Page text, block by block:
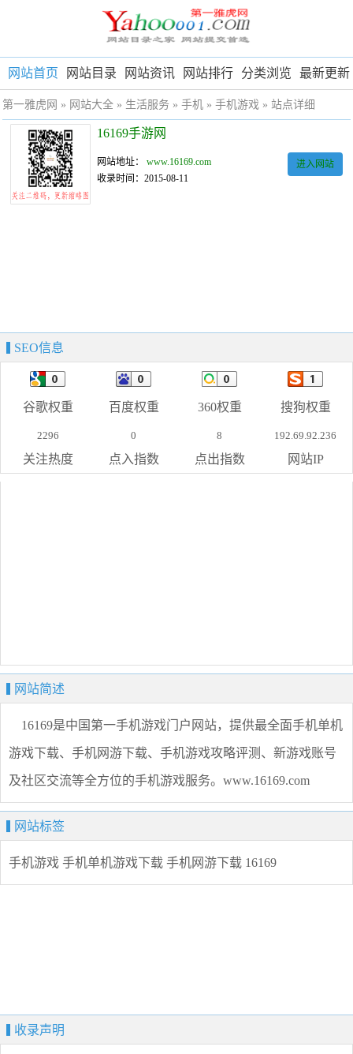
网站首页 网站目录 网站资讯 网站排行 分类浏览 最新更新
第一雅虎网 » 网站大全 » 生活服务 » 手机 » 手机游戏 » 站点详细
16169手游网
网站地址：www.16169.com
收录时间：2015-08-11
进入网站
SEO信息
谷歌权重 百度权重 360权重 搜狗权重
2296
关注热度
0
点入指数
8
点出指数
192.69.92.236
网站IP
网站简述
16169是中国第一手机游戏门户网站，提供最全面手机单机
游戏下载、手机网游下载、手机游戏攻略评测、新游戏账号
及社区交流等全方位的手机游戏服务。www.16169.com
网站标签
手机游戏 手机单机游戏下载 手机网游下载 16169
收录声明